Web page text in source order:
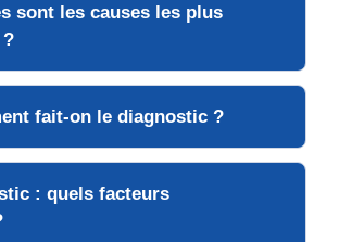
sont les causes les plus
fait-on le diagnostic ?
: quels facteurs